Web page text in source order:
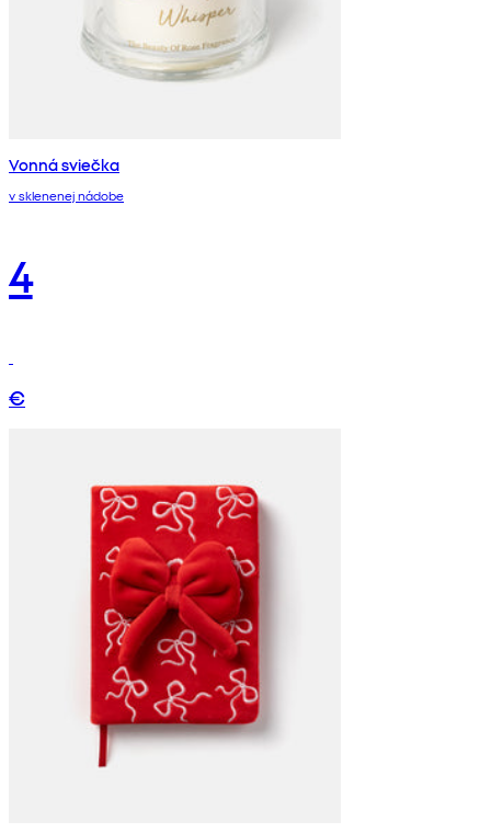
Vonná sviečka
v sklenenej nádobe
4
€